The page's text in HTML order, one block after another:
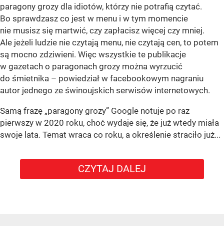
paragony grozy dla idiotów, którzy nie potrafią czytać.
Bo sprawdzasz co jest w menu i w tym momencie
nie musisz się martwić, czy zapłacisz więcej czy mniej.
Ale jeżeli ludzie nie czytają menu, nie czytają cen, to potem
są mocno zdziwieni. Więc wszystkie te publikacje
w gazetach o paragonach grozy można wyrzucić
do śmietnika – powiedział w facebookowym nagraniu
autor jednego ze świnoujskich serwisów internetowych.
Samą frazę „paragony grozy” Google notuje po raz
pierwszy w 2020 roku, choć wydaje się, że już wtedy miała
swoje lata. Temat wraca co roku, a określenie straciło już...
CZYTAJ DALEJ